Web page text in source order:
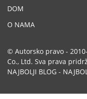
DOM
O NAMA
© Autorsko pravo -
Co., Ltd. Sva prava
NAJBOLJI BLOG -